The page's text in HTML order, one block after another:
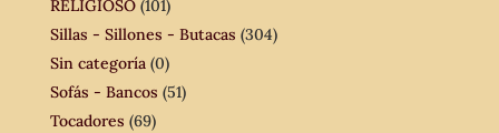
RELIGIOSO (101)
Sillas - Sillones - Butacas (304)
Sin categoría (0)
Sofás - Bancos (51)
Tocadores (69)